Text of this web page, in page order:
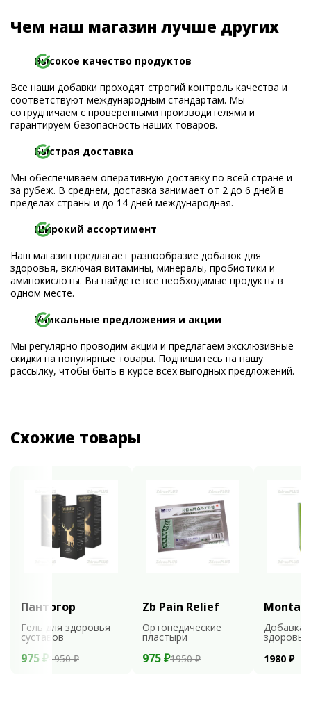
Чем наш магазин лучше других
Высокое качество продуктов
Все наши добавки проходят строгий контроль качества и
соответствуют международным стандартам. Мы
сотрудничаем с проверенными производителями и
гарантируем безопасность наших товаров.
Быстрая доставка
Мы обеспечиваем оперативную доставку по всей стране и
за рубеж. В среднем, доставка занимает от 2 до 6 дней в
пределах страны и до 14 дней международная.
Широкий ассортимент
Наш магазин предлагает разнообразие добавок для
здоровья, включая витамины, минералы, пробиотики и
аминокислоты. Вы найдете все необходимые продукты в
одном месте.
Уникальные предложения и акции
Мы регулярно проводим акции и предлагаем эксклюзивные
скидки на популярные товары. Подпишитесь на нашу
рассылку, чтобы быть в курсе всех выгодных предложений.
Схожие товары
Пантогор
Гель для здоровья
суставов
975 ₽ 1950 ₽
Zb Pain Relief
Ортопедические
пластыри
975 ₽1950 ₽
Добавка
здоровья
1980 ₽